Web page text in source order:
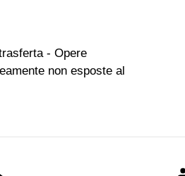
- Opere
non esposte al